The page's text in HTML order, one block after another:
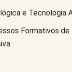
e Tecnologia
Formativos de